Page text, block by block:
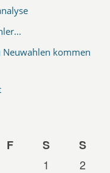
Neuwahlen kommen
F S
S
1
2